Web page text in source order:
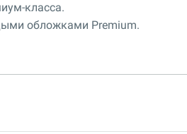
класса.
обложками Premium.